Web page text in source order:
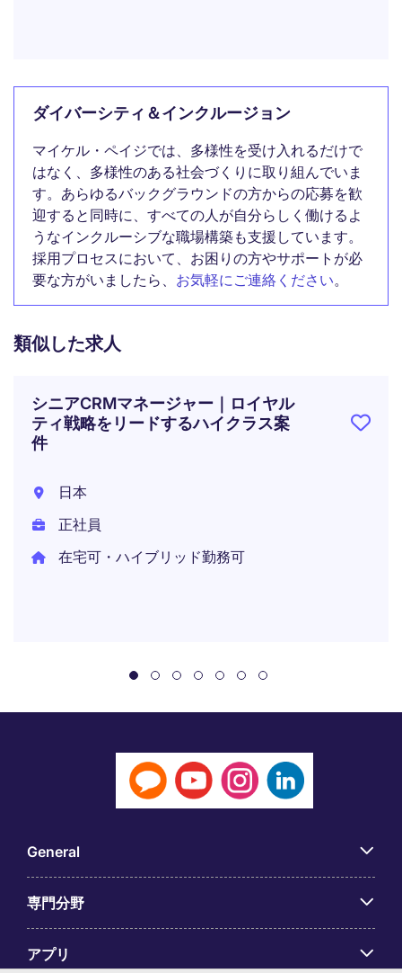
ダイバーシティ＆インクルージョン
マイケル・ペイジでは、多様性を受け入れるだけで
はなく、多様性のある社会づくりに取り組んでいま
す。あらゆるバックグラウンドの方からの応募を歓
迎すると同時に、すべての人が自分らしく働けるよ
うなインクルーシブな職場構築も支援しています。
採用プロセスにおいて、お困りの方やサポートが必
要な方がいましたら、 お気軽にご連絡ください。
類似した求人
シニアCRMマネージャー｜ロイヤル
ティ戦略をリードするハイクラス案
件
日本
正社員
在宅可・ハイブリッド勤務可
General
専門分野
アプリ